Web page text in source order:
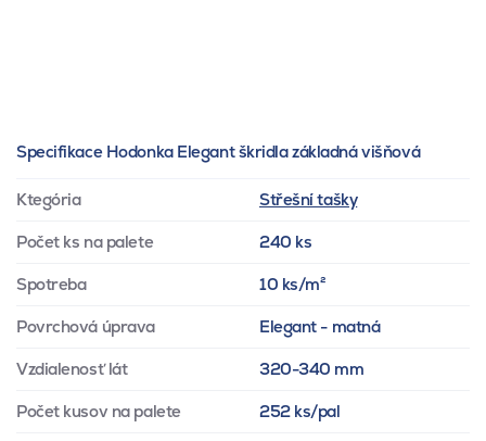
Specifikace Hodonka Elegant škridla základná višňová
Ktegória Střešní tašky
Počet ks na palete 240 ks
Spotreba 10 ks/m²
Povrchová úprava Elegant - matná
Vzdialenosť lát 320-340 mm
Počet kusov na palete 252 ks/pal